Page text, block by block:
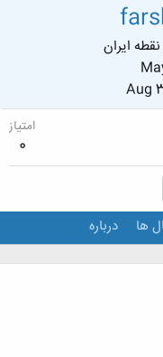
ایران
Aug
امتیاز
0
ها درباره